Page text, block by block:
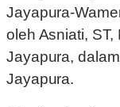
Jayapura-
oleh Asniati,
Jayapura,
Jayapura.